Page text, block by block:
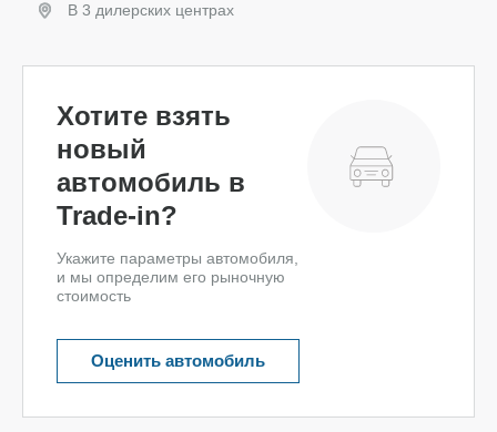
В 3 дилерских центрах
Хотите взять
новый
автомобиль в
Trade-in?
Укажите параметры автомобиля,
и мы определим его рыночную
стоимость
Оценить автомобиль